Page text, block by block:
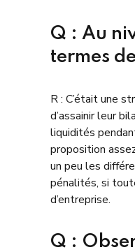
Q : Au
termes
R : C’était une
d’assainir leur
liquidités
proposition
un peu les
pénalités, si
d’entreprise.
Q :